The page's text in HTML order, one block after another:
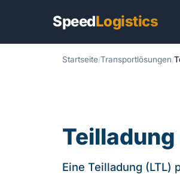
SpeedLogistics
Startseite Transportlösungen
Eine Teilladung